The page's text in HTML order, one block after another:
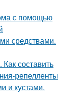
с помощью
средствами.
составить
репелленты
и кустами.